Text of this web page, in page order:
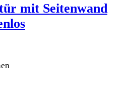
mit Seitenwand